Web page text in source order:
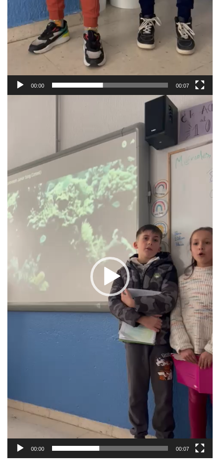
00:00 00:07
00:00 00:07